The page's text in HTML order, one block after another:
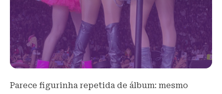
Parece figurinha repetida de álbum: mesmo